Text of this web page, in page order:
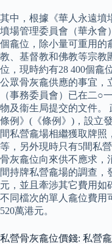
其中，根據《華人永遠墳
墳場管理委員會（華永會
個龕位，除小量可重用的
教、基督教和佛教等宗教
位，現時約有28 400個龕
公眾骨灰龕供應的事宜，
（事務委員會）已在二○
物及衞生局提交的文件。
條例》(《條例》)，設立
間私營龕場相繼獲取牌照
等，另外現時只有5間私
骨灰龕位向來供不應求，
間持牌私營龕場的調查，
元，並且牽涉其它費用如
不同檔次的單人龕位費用
520萬港元。
私營骨灰龕位價錢: 私營